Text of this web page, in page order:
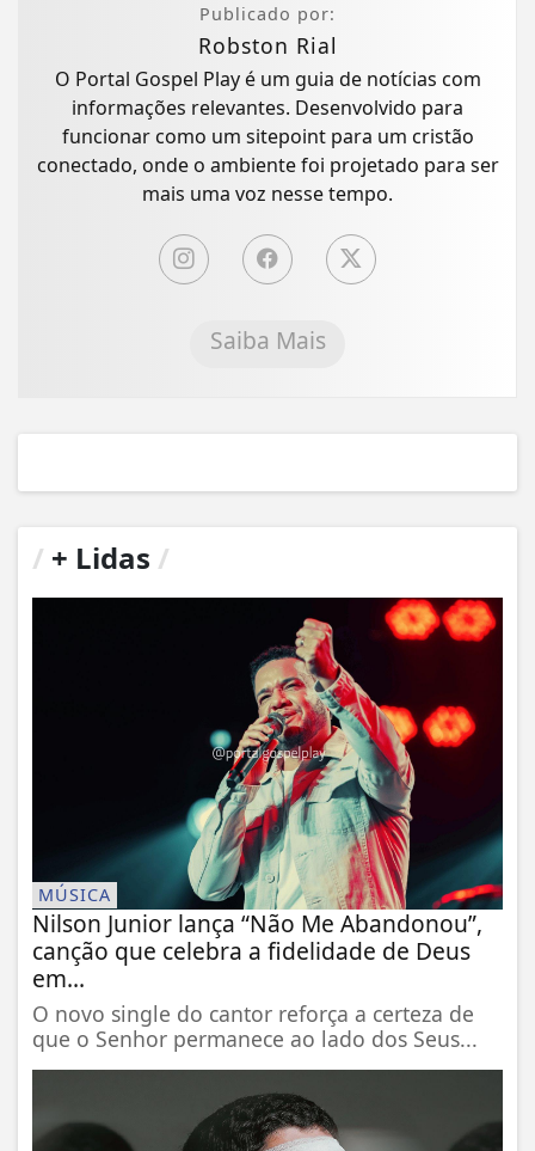
Publicado por:
Robston Rial
O Portal Gospel Play é um guia de notícias com
informações relevantes. Desenvolvido para
funcionar como um sitepoint para um cristão
conectado, onde o ambiente foi projetado para ser
mais uma voz nesse tempo.
Saiba Mais
/ + Lidas /
MÚSICA
Nilson Junior lança “Não Me Abandonou”,
canção que celebra a fidelidade de Deus
em...
O novo single do cantor reforça a certeza de
que o Senhor permanece ao lado dos Seus...